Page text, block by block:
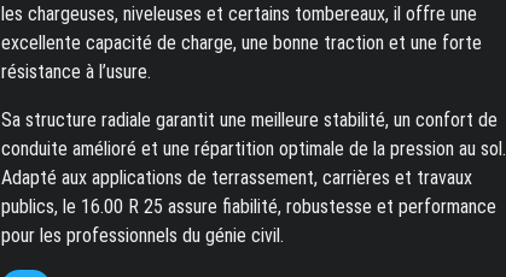
les chargeuses, niveleuses et certains tombereaux, il offre une
excellente capacité de charge, une bonne traction et une forte
résistance à l’usure.
Sa structure radiale garantit une meilleure stabilité, un confort de
conduite amélioré et une répartition optimale de la pression au sol.
Adapté aux applications de terrassement, carrières et travaux
publics, le 16.00 R 25 assure fiabilité, robustesse et performance
pour les professionnels du génie civil.